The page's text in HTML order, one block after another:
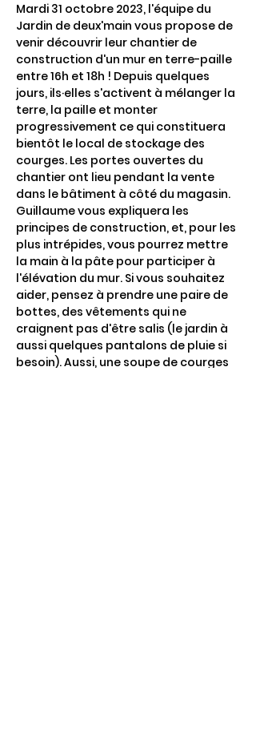
Mardi 31 octobre 2023, l'équipe du
Jardin de deux'main vous propose de
venir découvrir leur chantier de
construction d'un mur en terre-paille
entre 16h et 18h ! Depuis quelques
jours, ils·elles s'activent à mélanger la
terre, la paille et monter
progressivement ce qui constituera
bientôt le local de stockage des
courges. Les portes ouvertes du
chantier ont lieu pendant la vente
dans le bâtiment à côté du magasin.
Guillaume vous expliquera les
principes de construction, et, pour les
plus intrépides, vous pourrez mettre
la main à la pâte pour participer à
l'élévation du mur. Si vous souhaitez
aider, pensez à prendre une paire de
bottes, des vêtements qui ne
craignent pas d'être salis (le jardin à
aussi quelques pantalons de pluie si
besoin). Aussi, une soupe de courges